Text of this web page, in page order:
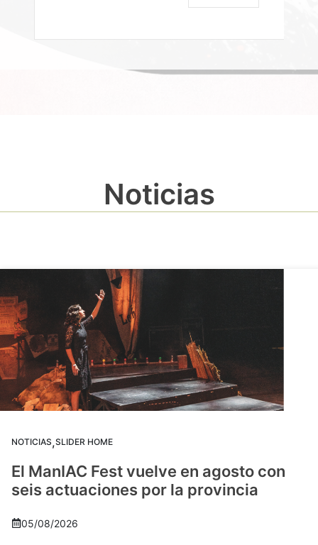
Noticias
NOTICIAS,SLIDER HOME
El ManIAC Fest vuelve en agosto con
seis actuaciones por la provincia
05/08/2026